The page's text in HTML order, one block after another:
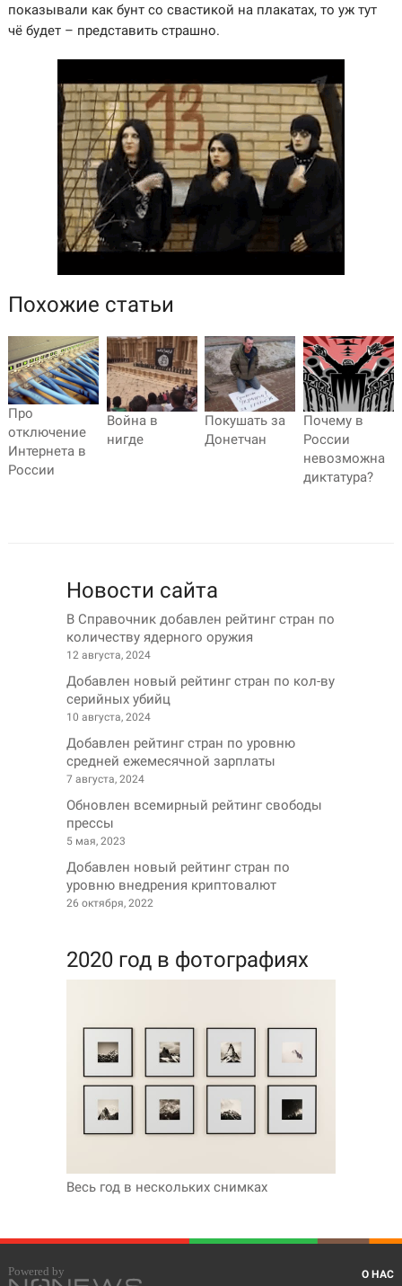
показывали как бунт со свастикой на плакатах, то уж тут
чё будет – представить страшно.
Похожие статьи
Про
отключение
Интернета в
России
Война в
нигде
Покушать за
Донетчан
Почему в
России
невозможна
диктатура?
Новости сайта
В Справочник добавлен рейтинг стран по
количеству ядерного оружия
12 августа, 2024
Добавлен новый рейтинг стран по кол-ву
серийных убийц
10 августа, 2024
Добавлен рейтинг стран по уровню
средней ежемесячной зарплаты
7 августа, 2024
Обновлен всемирный рейтинг свободы
прессы
5 мая, 2023
Добавлен новый рейтинг стран по
уровню внедрения криптовалют
26 октября, 2022
2020 год в фотографиях
Весь год в нескольких снимках
О НАС